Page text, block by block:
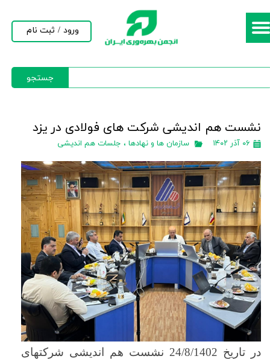
جستجو
ورود / ثبت نام
حساب کاربری من
نشست هم اندیشی شرکت های فولادی در یزد
۰۶ آذر ۱۴۰۲ سازمان ها و نهادها ، جلسات هم اندیشی
در تاریخ 24/8/1402 نشست هم اندیشی شرکتهای